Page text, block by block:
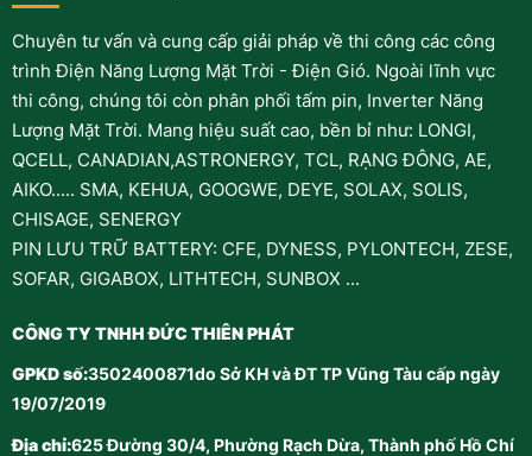
Chuyên tư vấn và cung cấp giải pháp về thi công các công
trình Điện Năng Lượng Mặt Trời - Điện Gió. Ngoài lĩnh vực
thi công, chúng tôi còn phân phối tấm pin, Inverter Năng
Lượng Mặt Trời. Mang hiệu suất cao, bền bỉ như: LONGI,
QCELL, CANADIAN,ASTRONERGY, TCL, RẠNG ĐÔNG, AE,
AIKO..... SMA, KEHUA, GOOGWE, DEYE, SOLAX, SOLIS,
CHISAGE, SENERGY
PIN LƯU TRỮ BATTERY: CFE, DYNESS, PYLONTECH, ZESE,
SOFAR, GIGABOX, LITHTECH, SUNBOX ...
CÔNG TY TNHH ĐỨC THIÊN PHÁT
GPKD số:3502400871do Sở KH và ĐT TP Vũng Tàu cấp ngày
19/07/2019
Địa chỉ:625 Đường 30/4, Phường Rạch Dừa, Thành phố Hồ Chí